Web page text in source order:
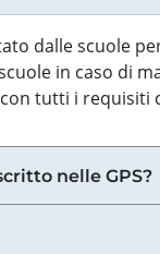
dalle scuole
in caso di
tutti i
nelle GPS?